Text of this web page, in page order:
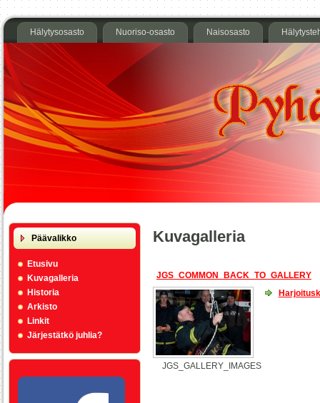
Hälytysosasto Nuoriso-osasto Naisosasto
Päävalikko
Etusivu
Kuvagalleria
Historia
Arkisto
Linkit
Järjestätkö juhlia?
Kuvagalleria
JGS_COMMON_BACK_TO_GALLERY
JGS_GALLERY_IMAGES